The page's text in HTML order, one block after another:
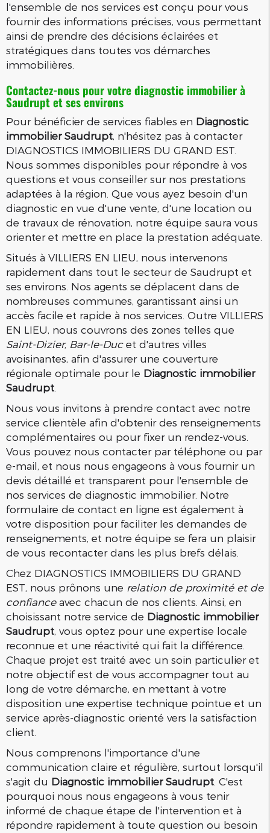
l'ensemble de nos services est conçu pour vous
fournir des informations précises, vous permettant
ainsi de prendre des décisions éclairées et
stratégiques dans toutes vos démarches
immobilières.
Contactez-nous pour votre diagnostic immobilier à
Saudrupt et ses environs
Pour bénéficier de services fiables en Diagnostic
immobilier Saudrupt, n'hésitez pas à contacter
DIAGNOSTICS IMMOBILIERS DU GRAND EST.
Nous sommes disponibles pour répondre à vos
questions et vous conseiller sur nos prestations
adaptées à la région. Que vous ayez besoin d'un
diagnostic en vue d'une vente, d'une location ou
de travaux de rénovation, notre équipe saura vous
orienter et mettre en place la prestation adéquate.
Situés à VILLIERS EN LIEU, nous intervenons
rapidement dans tout le secteur de Saudrupt et
ses environs. Nos agents se déplacent dans de
nombreuses communes, garantissant ainsi un
accès facile et rapide à nos services. Outre VILLIERS
EN LIEU, nous couvrons des zones telles que
Saint-Dizier, Bar-le-Ducet d'autres villes
avoisinantes, afin d'assurer une couverture
régionale optimale pour le Diagnostic immobilier
Saudrupt
Nous vous invitons à prendre contact avec notre
service clientèle afin d'obtenir des renseignements
complémentaires ou pour fixer un rendez-vous.
Vous pouvez nous contacter par téléphone ou par
e-mail, et nous nous engageons à vous fournir un
devis détaillé et transparent pour l'ensemble de
nos services de diagnostic immobilier. Notre
formulaire de contact en ligne est également à
votre disposition pour faciliter les demandes de
renseignements, et notre équipe se fera un plaisir
de vous recontacter dans les plus brefs délais.
Chez DIAGNOSTICS IMMOBILIERS DU GRAND
EST, nous prônons une relation de proximité et de
confianceavec chacun de nos clients. Ainsi, en
choisissant notre service de Diagnostic immobilier
Saudrupt, vous optez pour une expertise locale
reconnue et une réactivité qui fait la différence.
Chaque projet est traité avec un soin particulier et
notre objectif est de vous accompagner tout au
long de votre démarche, en mettant à votre
disposition une expertise technique pointue et un
service après-diagnostic orienté vers la satisfaction
client.
Nous comprenons l'importance d'une
communication claire et régulière, surtout lorsqu'il
s'agit du Diagnostic immobilier Saudrupt . C'est
pourquoi nous nous engageons à vous tenir
informé de chaque étape de l'intervention et à
répondre rapidement à toute question ou besoin